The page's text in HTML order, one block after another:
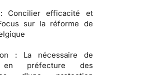
Concilier efficacité et
sur la réforme de
: La nécessaire de
en préfecture des